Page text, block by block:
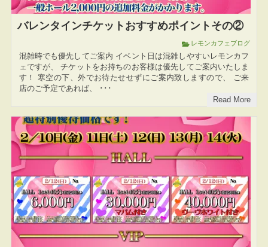
バレンタインチケットおすすめポイントその②
レモンカフェブログ
混雑時でも優先してご案内 イベント日は混雑しやすいレモンカフ
ェですが、 チケットをお持ちのお客様は優先してご案内いたしま
す！ 寒空の下、外でお待たせせずにご案内致しますので、 ご来
店のご予定であれば、 ･･･
Read More